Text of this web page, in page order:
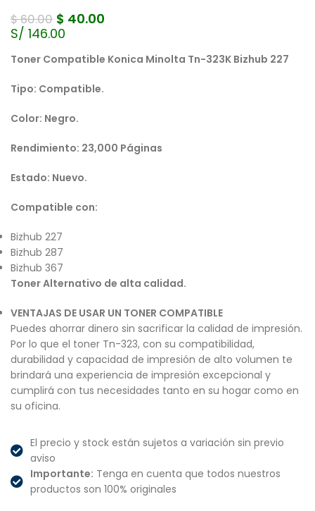
$60.00 $ 40.00
S/ 146.00
Toner Compatible Konica Minolta Tn-323K Bizhub 227
Tipo: Compatible.
Color: Negro.
Rendimiento: 23,000 Páginas
Estado: Nuevo.
Compatible con:
Bizhub 227
Bizhub 287
Bizhub 367
Toner Alternativo de alta calidad.
VENTAJAS DE USAR UN TONER COMPATIBLE
Puedes ahorrar dinero sin sacrificar la calidad de impresión.
Por lo que el toner Tn-323, con su compatibilidad,
durabilidad y capacidad de impresión de alto volumen te
brindará una experiencia de impresión excepcional y
cumplirá con tus necesidades tanto en su hogar como en
su oficina.
El precio y stock están sujetos a variación sin previo
aviso
Importante: Tenga en cuenta que todos nuestros
productos son 100% originales